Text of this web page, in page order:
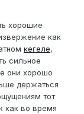
хорошие
как
кегеле,
сильное
они хорошо
держаться
тот
как во время